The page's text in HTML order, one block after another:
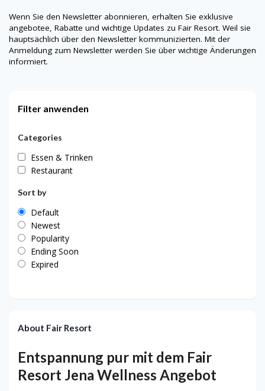
Wenn Sie den Newsletter abonnieren, erhalten Sie exklusive
angebotee, Rabatte und wichtige Updates zu Fair Resort. Weil sie
hauptsächlich über den Newsletter kommunizierten. Mit der
Anmeldung zum Newsletter werden Sie über wichtige Änderungen
informiert.
Filter anwenden
Categories
Essen & Trinken
Restaurant
Sort by
Default
Newest
Popularity
Ending Soon
Expired
About Fair Resort
Entspannung pur mit dem Fair
Resort Jena Wellness Angebot